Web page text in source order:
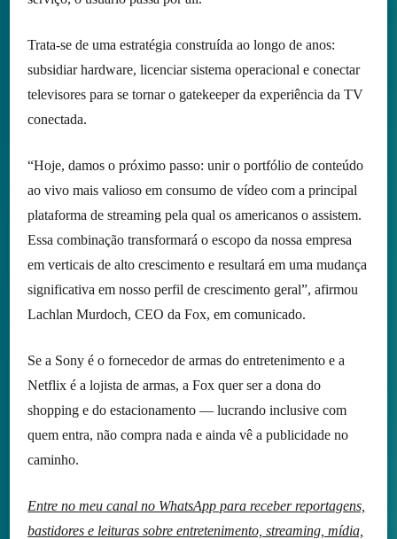
Trata-se de uma estratégia construída ao longo de anos:
subsidiar hardware, licenciar sistema operacional e conectar
televisores para se tornar o gatekeeper da experiência da TV
conectada.
“Hoje, damos o próximo passo: unir o portfólio de conteúdo
ao vivo mais valioso em consumo de vídeo com a principal
plataforma de streaming pela qual os americanos o assistem.
Essa combinação transformará o escopo da nossa empresa
em verticais de alto crescimento e resultará em uma mudança
significativa em nosso perfil de crescimento geral”, afirmou
Lachlan Murdoch, CEO da Fox, em comunicado.
Se a Sony é o fornecedor de armas do entretenimento e a
Netflix é a lojista de armas, a Fox quer ser a dona do
shopping e do estacionamento — lucrando inclusive com
quem entra, não compra nada e ainda vê a publicidade no
caminho.
Entre no meu canal no WhatsApp para receber reportagens,
bastidores e leituras sobre entretenimento, streaming, mídia,